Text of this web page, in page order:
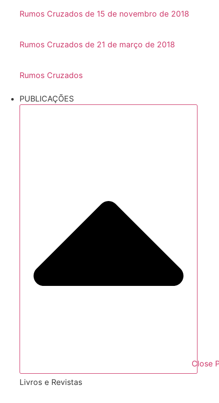
Rumos Cruzados de 15 de novembro de 2018
Rumos Cruzados de 21 de março de 2018
Rumos Cruzados
PUBLICAÇÕES
Close
Livros e Revistas